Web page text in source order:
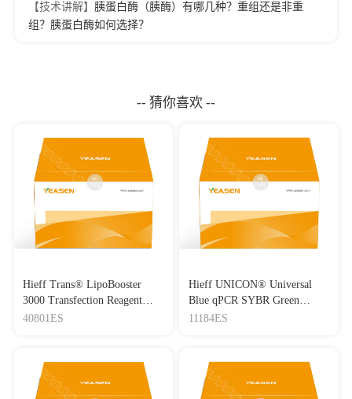
【技术讲解】 胰蛋白酶（胰酶）有哪几种？重组还是非重
组？胰蛋白酶如何选择？
-- 猜你喜欢 --
Hieff Trans® LipoBooster
3000 Transfection Reagent
Lipo3000转染试剂
40801ES
Hieff UNICON® Universal
Blue qPCR SYBR Green
Master Mix
11184ES